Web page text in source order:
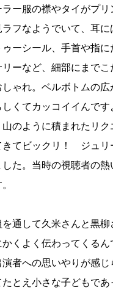
ー服の襟やタイがプ
フなようでいて、耳
ーシール、手首や指
ーなど、細部にまで
ゃれ。ベルボトムの
くてカッコイイんで
のように積まれたリ
きてビックリ！ ジュリ
た。当時の視聴者の
通して久米さんと黒柳
くよく伝わってくる
者への思いやりが感じ
とえ小さな子どもであ